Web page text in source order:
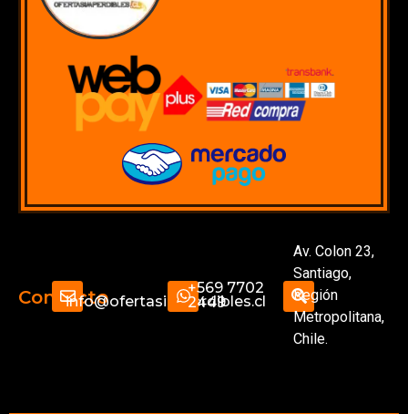
Contactoinfo@ofertasimperdibles.cl
+569 7702
2449
Av. Colon 23,
Santiago,
Región
Metropolitana,
Chile.